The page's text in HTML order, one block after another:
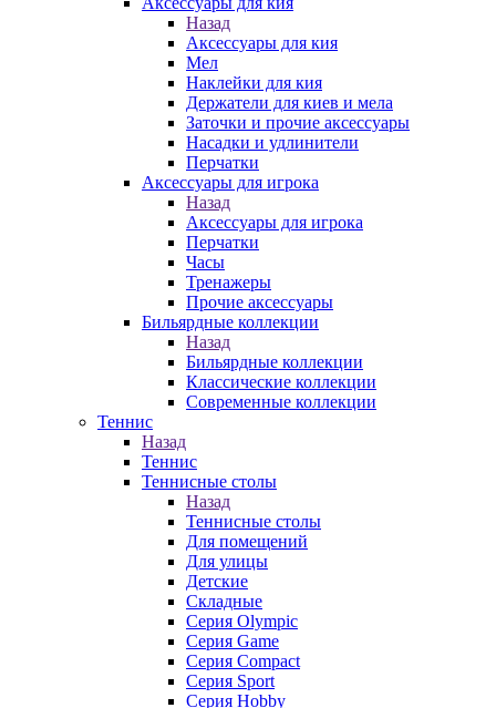
Назад
Аксессуары для кия
Мел
Наклейки для кия
Держатели для киев и мела
Заточки и прочие аксессуары
Насадки и удлинители
Перчатки
Аксессуары для игрока
Назад
Аксессуары для игрока
Перчатки
Часы
Тренажеры
Прочие аксессуары
Бильярдные коллекции
Назад
Бильярдные коллекции
Классические коллекции
Современные коллекции
Теннис
Назад
Теннис
Теннисные столы
Назад
Теннисные столы
Для помещений
Для улицы
Детские
Складные
Серия Olympic
Серия Game
Серия Compact
Серия Sport
Серия Hobby